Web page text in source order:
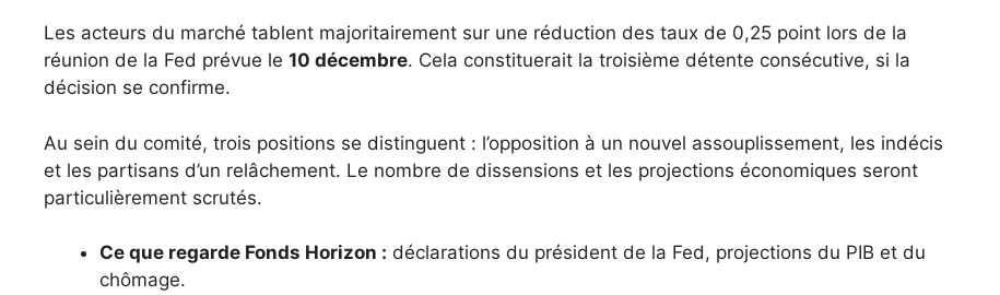
Les acteurs du marché tablent majoritairement sur une réduction des taux de 0,25 point lors de la
réunion de la Fed prévue le 10 décembre. Cela constituerait la troisième détente consécutive, si la
décision se confirme.
Au sein du comité, trois positions se distinguent : l’opposition à un nouvel assouplissement, les indécis
et les partisans d’un relâchement. Le nombre de dissensions et les projections économiques seront
particulièrement scrutés.
Ce que regarde Fonds Horizon : déclarations du président de la Fed, projections du PIB et du
chômage.